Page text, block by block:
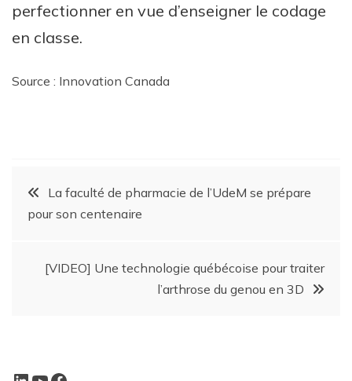
perfectionner en vue d’enseigner le codage
en classe.
Source : Innovation Canada
La faculté de pharmacie de l’UdeM se prépare
pour son centenaire
[VIDEO] Une technologie québécoise pour traiter
l’arthrose du genou en 3D